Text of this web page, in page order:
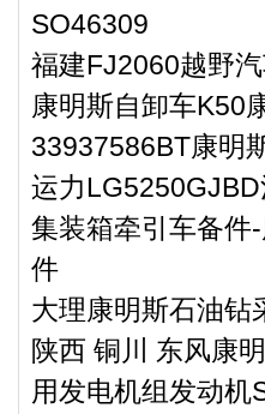
SO46309
福建FJ2060越野
康明斯自卸车K50
33937586BT康明
运力
集装箱牵引车备件
件
大理康明斯石油钻
陕西 铜川 东风康
用发电机组发动机